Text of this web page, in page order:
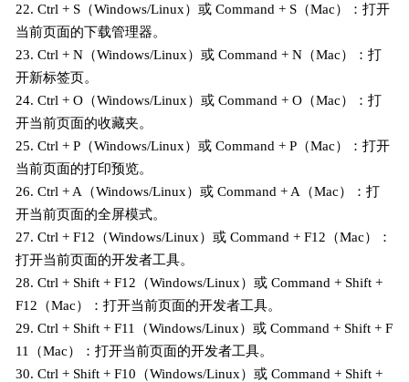
22. Ctrl + S（Windows/Linux）或 Command + S（Mac）：打开
当前页面的下载管理器。
23. Ctrl + N（Windows/Linux）或 Command + N（Mac）：打
开新标签页。
24. Ctrl + O（Windows/Linux）或 Command + O（Mac）：打
开当前页面的收藏夹。
25. Ctrl + P（Windows/Linux）或 Command + P（Mac）：打开
当前页面的打印预览。
26. Ctrl + A（Windows/Linux）或 Command + A（Mac）：打
开当前页面的全屏模式。
27. Ctrl + F12（Windows/Linux）或 Command + F12（Mac）：
打开当前页面的开发者工具。
28. Ctrl + Shift + F12（Windows/Linux）或 Command + Shift +
F12（Mac）：打开当前页面的开发者工具。
29. Ctrl + Shift + F11（Windows/Linux）或 Command + Shift + F
11（Mac）：打开当前页面的开发者工具。
30. Ctrl + Shift + F10（Windows/Linux）或 Command + Shift +